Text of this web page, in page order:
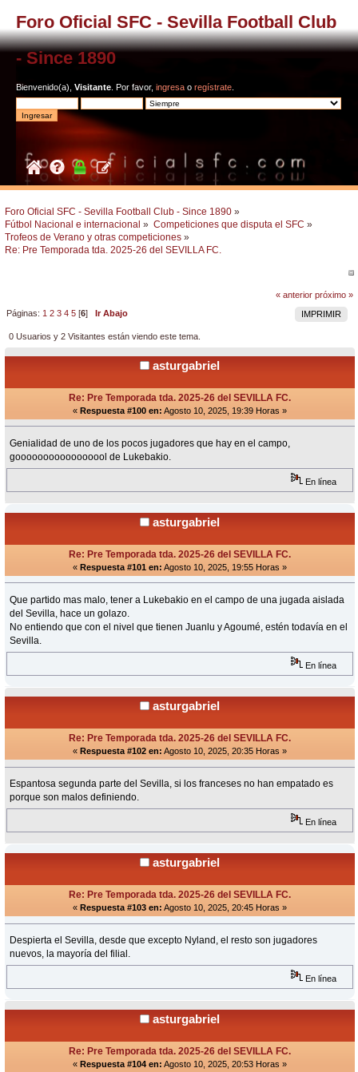
Foro Oficial SFC - Sevilla Football Club
- Since 1890
Bienvenido(a), Visitante . Por favor, ingresa o regístrate
Foro Oficial SFC - Sevilla Football Club - Since 1890 »
Fútbol Nacional e internacional » Competiciones que disputa el SFC »
Trofeos de Verano y otras competiciones »
Re: Pre Temporada tda. 2025-26 del SEVILLA FC.
« anterior próximo »
IMPRIMIR
Páginas: 1 2 3 4 5 [6]Ir Abajo
0 Usuarios y 2 Visitantes están viendo este tema.
asturgabriel
Re: Pre Temporada tda. 2025-26 del SEVILLA FC.
« Respuesta #100 en: Agosto 10, 2025, 19:39 Horas »
Genialidad de uno de los pocos jugadores que hay en el campo,
gooooooooooooooool de Lukebakio.
En línea
asturgabriel
Re: Pre Temporada tda. 2025-26 del SEVILLA FC.
« Respuesta #101 en: Agosto 10, 2025, 19:55 Horas »
Que partido mas malo, tener a Lukebakio en el campo de una jugada aislada
del Sevilla, hace un golazo.
No entiendo que con el nivel que tienen Juanlu y Agoumé, estén todavía en el
Sevilla.
En línea
asturgabriel
Re: Pre Temporada tda. 2025-26 del SEVILLA FC.
« Respuesta #102 en: Agosto 10, 2025, 20:35 Horas »
Espantosa segunda parte del Sevilla, si los franceses no han empatado es
porque son malos definiendo.
En línea
asturgabriel
Re: Pre Temporada tda. 2025-26 del SEVILLA FC.
« Respuesta #103 en: Agosto 10, 2025, 20:45 Horas »
Despierta el Sevilla, desde que excepto Nyland, el resto son jugadores
nuevos, la mayoría del filial.
En línea
asturgabriel
Re: Pre Temporada tda. 2025-26 del SEVILLA FC.
« Respuesta #104 en: Agosto 10, 2025, 20:53 Horas »